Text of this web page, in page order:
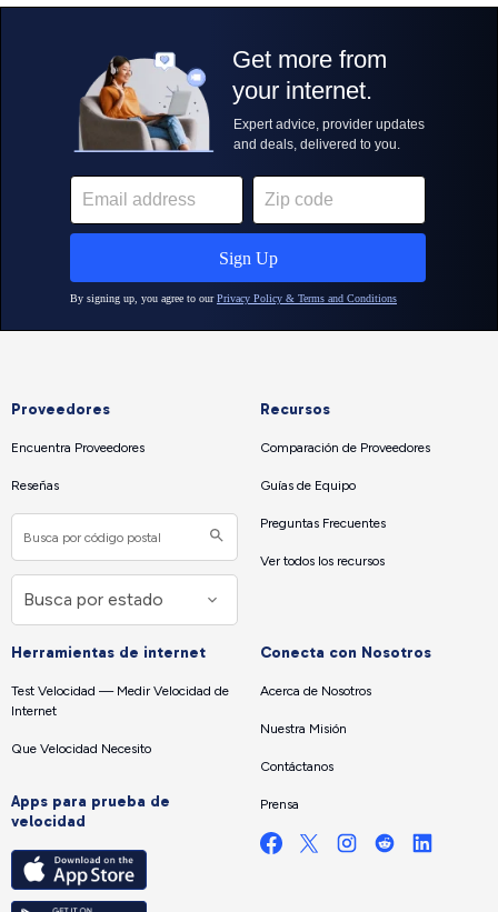
Proveedores
Encuentra Proveedores
Reseñas
Recursos
Comparación de Proveedores
Guías de Equipo
Preguntas Frecuentes
Ver todos los recursos
Herramientas de internet
Test Velocidad — Medir Velocidad de
Internet
Que Velocidad Necesito
Apps para prueba de
velocidad
Conecta con Nosotros
Acerca de Nosotros
Nuestra Misión
Contáctanos
Prensa